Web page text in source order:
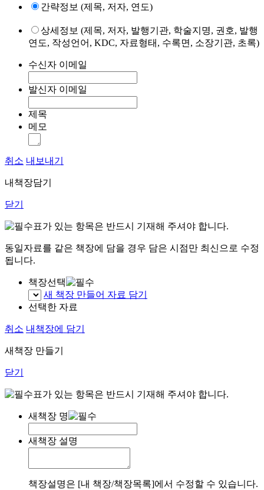
간략정보 (제목, 저자, 연도)
상세정보 (제목, 저자, 발행기관, 학술지명, 권호, 발행
연도, 작성언어, KDC, 자료형태, 수록면, 소장기관, 초록)
수신자 이메일
발신자 이메일
제목
메모
취소 내보내기
내책장담기
닫기
표가 있는 항목은 반드시 기재해 주셔야 합니다.
동일자료를 같은 책장에 담을 경우 담은 시점만 최신으로 수정
됩니다.
책장선택
새 책장 만들어 자료 담기
선택한 자료
취소 내책장에 담기
새책장 만들기
닫기
표가 있는 항목은 반드시 기재해 주셔야 합니다.
새책장 명
새책장 설명
책장설명은 [내 책장/책장목록]에서 수정할 수 있습니다.